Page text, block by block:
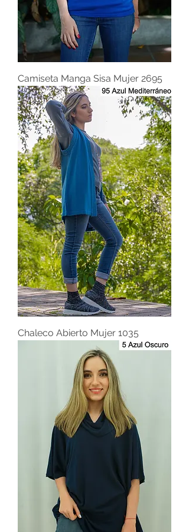
Camiseta Manga Sisa Mujer 2695
Chaleco Abierto Mujer 1035